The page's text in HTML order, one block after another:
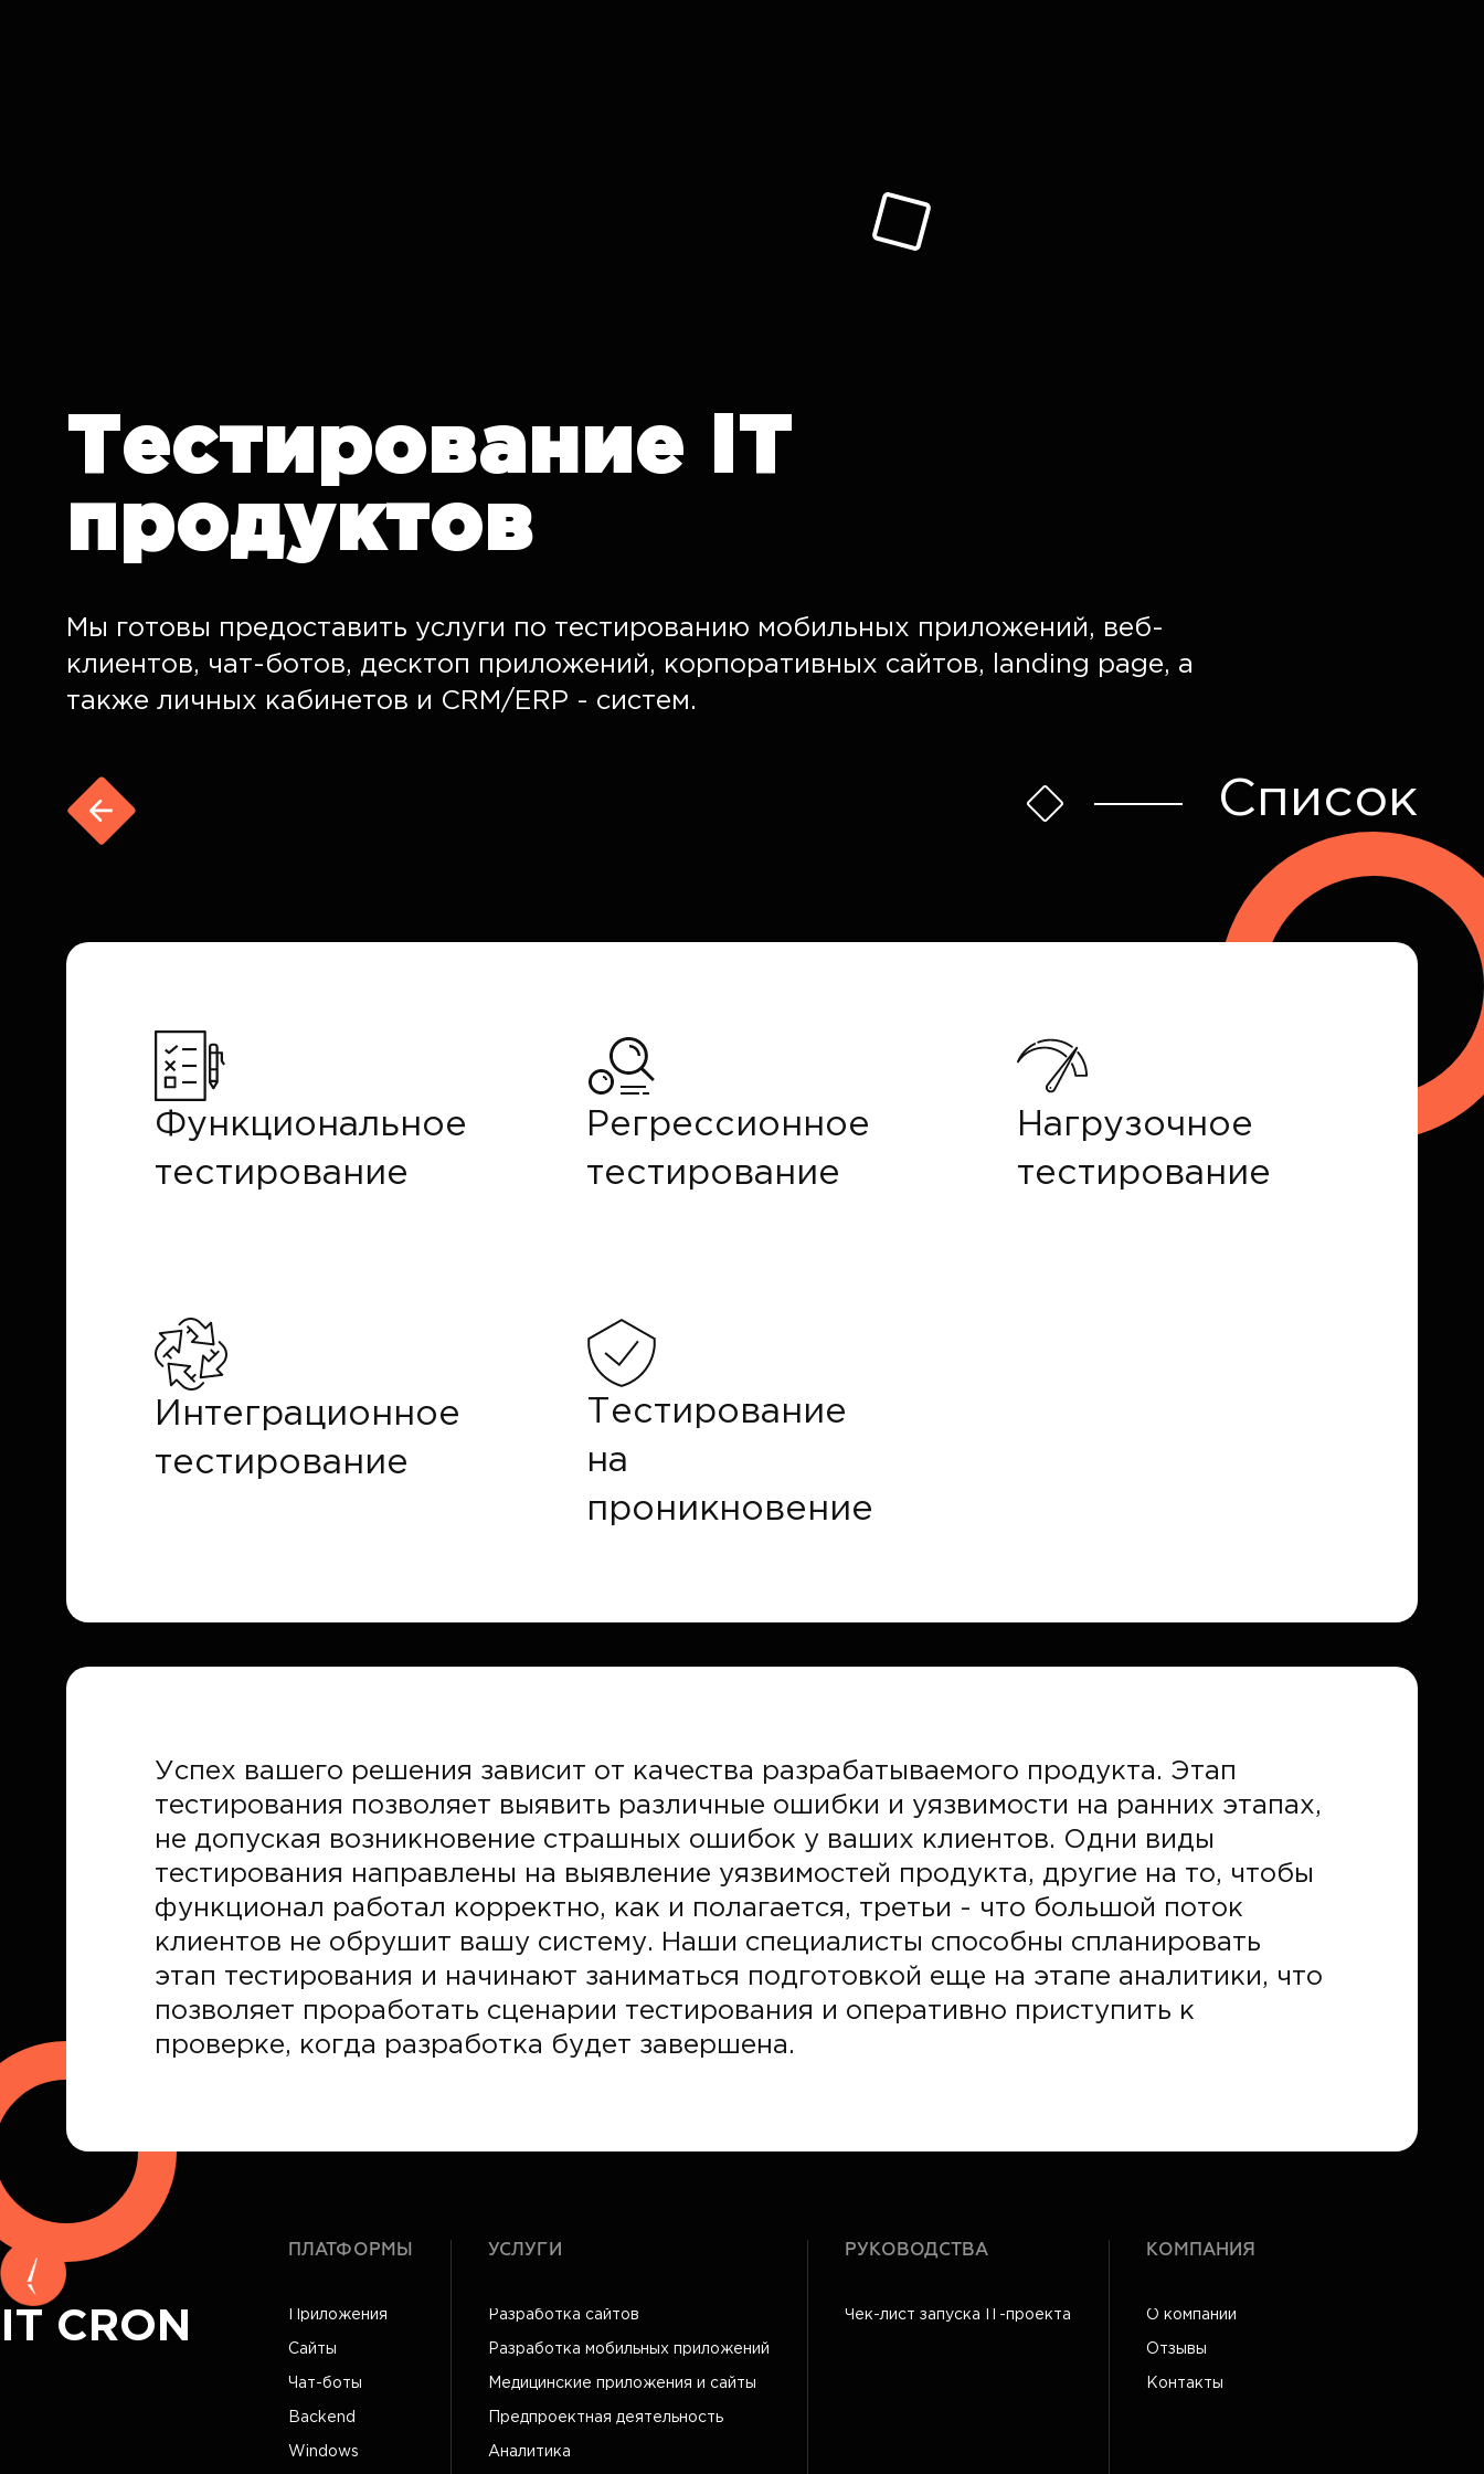
Тестирование
IT
продуктов
Мы готовы предоставить услуги по тестированию мобильных приложений, веб-
клиентов, чат-ботов, десктоп приложений, корпоративных сайтов, landing page, а
также личных кабинетов и CRM/ERP - систем.
Список
Функциональное
тестирование
Регрессионное
тестирование
Нагрузочное
тестирование
Интеграционное
тестирование
Тестирование
на
проникновение
Успех вашего решения зависит от качества разрабатываемого продукта. Этап
тестирования позволяет выявить различные ошибки и уязвимости на ранних этапах,
не допуская возникновение страшных ошибок у ваших клиентов. Одни виды
тестирования направлены на выявление уязвимостей продукта, другие на то, чтобы
функционал работал корректно, как и полагается, третьи - что большой поток
клиентов не обрушит вашу систему. Наши специалисты способны спланировать
этап тестирования и начинают заниматься подготовкой еще на этапе аналитики, что
позволяет проработать сценарии тестирования и оперативно приступить к
проверке, когда разработка будет завершена.
IT CRON
ПЛАТФОРМЫ
Приложения
Сайты
Чат-боты
Backend
Windows
УСЛУГИ
Разработка сайтов
Разработка мобильных приложений
Медицинские приложения и сайты
Предпроектная деятельность
Аналитика
РУКОВОДСТВА
Чек-лист запуска IT-проекта
КОМПАНИЯ
О компании
Отзывы
Контакты